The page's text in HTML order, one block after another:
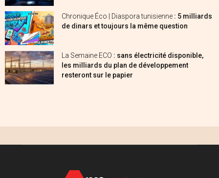
Chronique Éco | Diaspora tunisienne : 5 milliards
de dinars et toujours la même question
La Semaine ECO : sans électricité disponible,
les milliards du plan de développement
resteront sur le papier